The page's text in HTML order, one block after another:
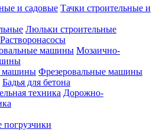
Тачки строительные и
Люльки строительные
Растворонасосы
Мозаично-
Фрезеровальные машины
Бадья для бетона
Дорожно-